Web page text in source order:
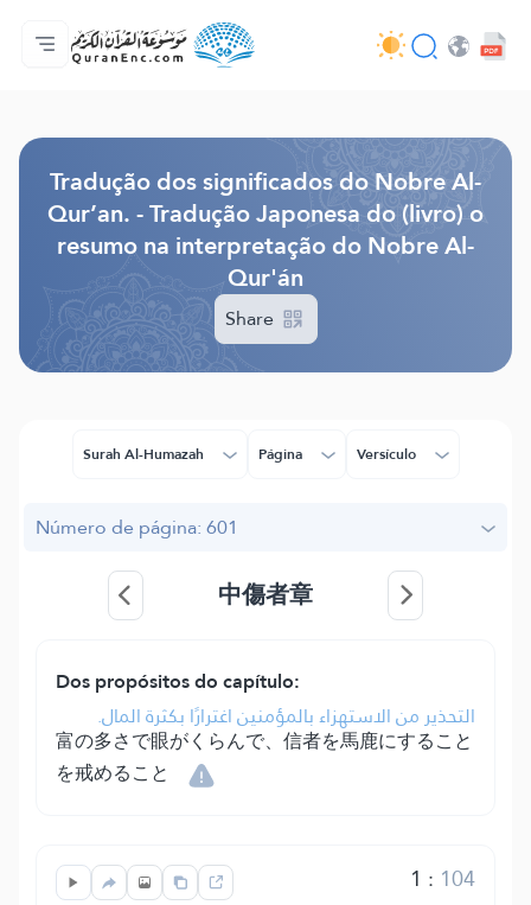
Página inicial
Índice de tradução
Audio
Serviços para desenvolvedores - API
Acerca do projeto
Contacta-nos
Idioma
Tradução dos significados do Nobre Al-
Qur’an. - Tradução Japonesa do (livro) o
resumo na interpretação do Nobre Al-
Qur'án
Share
Surah Al-Humazah Página Versículo
Número de página: 601
中傷者章
Dos propósitos do capítulo:
التحذير من الاستهزاء بالمؤمنين اغترارًا بكثرة المال.
富の多さで眼がくらんで、信者を馬鹿にすること
を戒めること
1 : 104